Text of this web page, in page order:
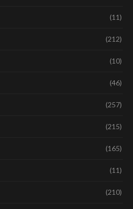
(11)
(212)
(10)
(46)
(257)
(215)
(165)
(11)
(210)